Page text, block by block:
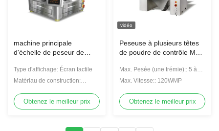
machine principale
d'échelle de peseur de
0.5L 14
Type d'affichage: Écran tactile
Matériau de construction:
Obtenez le meilleur prix
vidéo
Peseuse à plusieurs têtes
de poudre de contrôle MCU
phytothérapie
Max. Pesée (une trémie):: 5 à
200 g
Max. Vitesse:: 120WMP
Obtenez le meilleur prix